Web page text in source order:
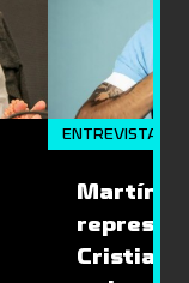
ENTREVISTA
Martín
Cristian